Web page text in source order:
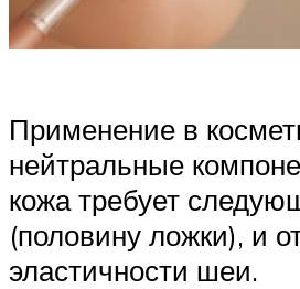
Применение в
нейтральные
кожа требует
(половину ложки), и
эластичности шеи.